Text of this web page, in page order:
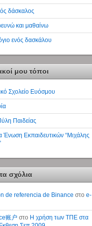
δάσκαλος
και μαθαίνω
ενός δασκάλου
μου τόποι
Σχολείο Ευόσμου
Παιδείας
Ένωση Εκπαιδευτικών “Μιχάλης
σχόλια
de referencia de Binance στο e-
账户 στο Η χρήση των ΤΠΕ στα